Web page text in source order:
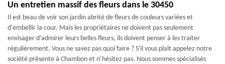
Un entretien massif des fleurs dans le 30450
Il est beau de voir son jardin abrité de fleurs de couleurs variées et
d'embellir la cour. Mais les propriétaires ne doivent pas seulement
envisager d'admirer leurs belles fleurs, ils doivent penser à les traiter
régulièrement. Vous ne savez pas quoi faire ? S'il vous plaît appelez notre
société présente à Chambon et n’hésitez pas. Nous sommes spécialisés